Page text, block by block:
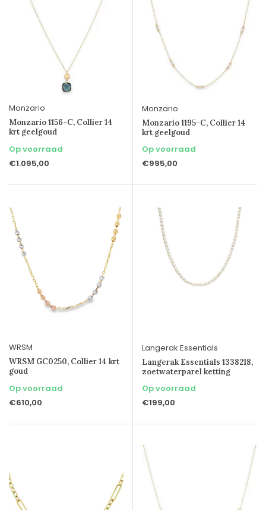
Monzario
Monzario 1156-C, Collier 14
krt geelgoud
Op voorraad
€1.095,00
Monzario
Monzario 1195-C, Collier 14
krt geelgoud
Op voorraad
€995,00
WRSM
WRSM GC0250, Collier 14 krt
goud
Op voorraad
€610,00
Langerak Essentials
Langerak Essentials 1338218,
zoetwaterparel ketting
Op voorraad
€199,00